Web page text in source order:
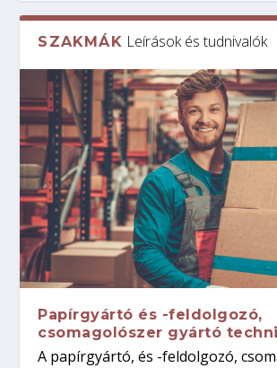
SZAKMÁK Leírások és tudnivalók
Papírgyártó és -feldolgozó,
csomagolószer gyártó
A papírgyártó, és -feldolgozó,